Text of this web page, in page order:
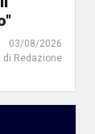
03/08/2026
di Redazione